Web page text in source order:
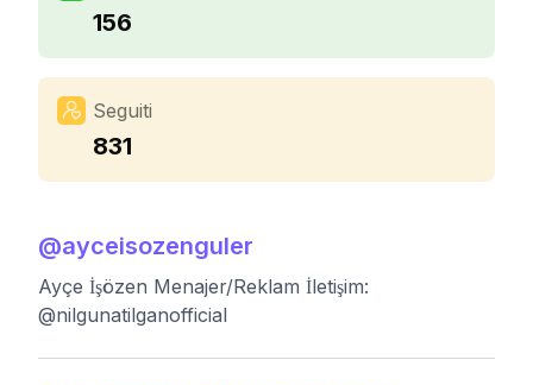
156
Seguiti
831
@ayceisozenguler
Ayçe İşözen Menajer/Reklam İletişim:
@nilgunatilganofficial